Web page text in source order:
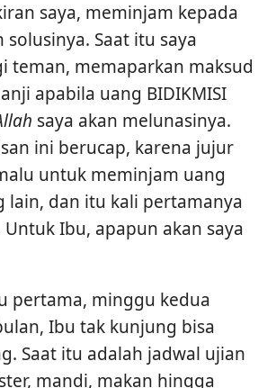
saya, meminjam kepada
Saat itu saya
teman, memaparkan maksud
apabila uang BIDIKMISI
llah saya akan melunasinya.
ini berucap, karena jujur
untuk meminjam uang
lain, dan itu kali pertamanya
Untuk Ibu, apapun akan saya
minggu kedua
Ibu tak kunjung bisa
Saat itu adalah jadwal ujian
mandi, makan hingga